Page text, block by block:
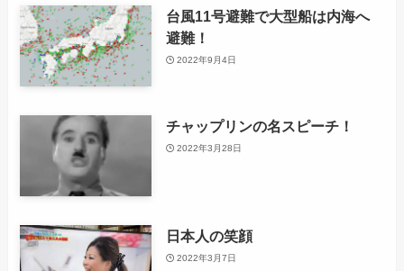
台風11号避難で大型船は内海へ
避難！
2022年9月4日
チャップリンの名スピーチ！
2022年3月28日
日本人の笑顔
2022年3月7日